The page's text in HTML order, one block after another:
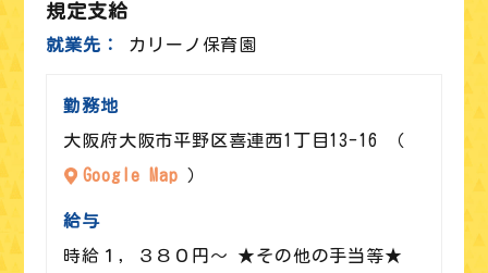
規定支給
就業先 カリーノ保育園
勤務地
大阪府大阪市平野区喜連西1丁目13-16 （
Google Map ）
給与
時給１，３８０円～ ★その他の手当等★